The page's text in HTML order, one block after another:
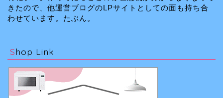
きたので、他運営ブログのLPサイトとしての面も持ち合
わせています。たぶん。
Shop Link